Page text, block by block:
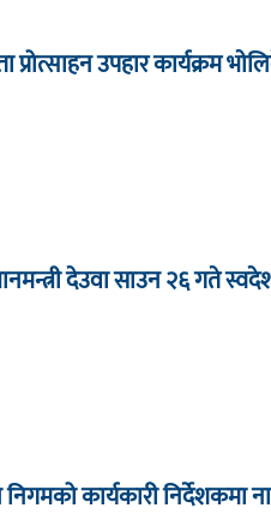
प्रोत्साहन उपहार कार्यक्रम
देउवा साउन २६ गते
कार्यकारी निर्देशकमा